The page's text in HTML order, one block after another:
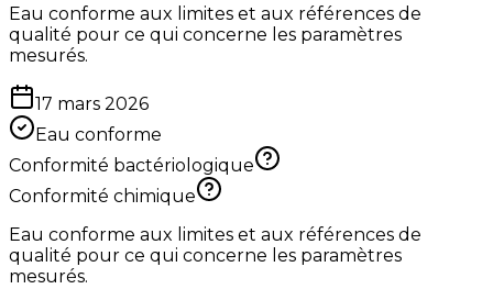
Eau conforme aux limites et aux références de
qualité pour ce qui concerne les paramètres
mesurés.
17 mars 2026
Eau conforme
Conformité bactériologique
Conformité chimique
Eau conforme aux limites et aux références de
qualité pour ce qui concerne les paramètres
mesurés.